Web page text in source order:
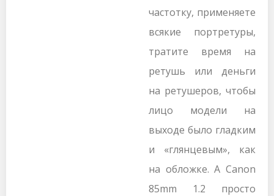
частотку, применяете
всякие портретуры,
тратите время на
ретушь или деньги
на ретушеров, чтобы
лицо модели на
выходе было гладким
и «глянцевым», как
на обложке. А Canon
85mm 1.2 просто